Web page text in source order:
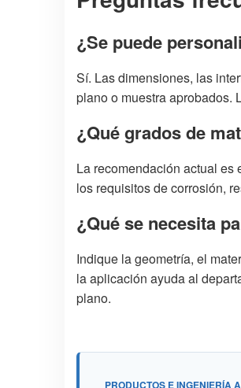
¿Se puede
Sí. Las dimensiones, las
plano o muestra aprobados.
¿Qué grados de
La recomendación actual
los requisitos de corrosión,
¿Qué se necesita
Indique la geometría, el
la aplicación ayuda al
plano.
PRODUCTOS E INGENIERÍA